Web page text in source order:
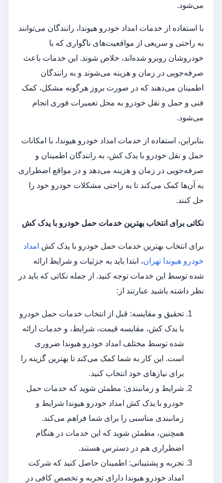
می‌شود.
با استفاده از خدمات امداد خودرو هیوندا، رانندگان می‌توانند
به راحتی و سریعی از مواقعیت‌های ناگواری که با
خودروشان روبرو شده‌اند، خلاص شوند. این خدمات باعث
صرفه‌جویی در زمان و هزینه می‌شوند و به رانندگان
اطمینان می‌دهند که در صورت بروز هرگونه مشکل، کمک
فنی و حمل و نقل خودرو به محل تعمیرات فوری انجام
می‌شود.
بنابراین، استفاده از خدمات امداد خودرو هیوندا، با امکانات
حمل و نقل خودرو با یدک کش، به رانندگان اطمینان و
صرفه‌جویی در زمان و هزینه می‌دهد و در مواقع اضطراری
به آن‌ها کمک می‌کند تا به راحتی مشکلات خودرو خود را
حل کنند.
نکاتی برای انتخاب بهترین خدمات حمل خودرو با یدک کش
برای انتخاب بهترین خدمات حمل خودرو با یدک کش امداد
خودرو هیوندا تهران، ابتدا باید به جزئیات و شرایط ارائه
شده توسط این خدمات توجه کنید. از جمله نکاتی که باید در
نظر داشته باشید عبارتند از:
تحقیق و مقایسه: قبل از انتخاب خدمات حمل خودرو
با یدک کش، مقایسه قیمت، شرایط، و خدمات ارائه
شده توسط مختلف امداد خودرو هیوندا ضروری
است. این کار به شما کمک می‌کند تا بهترین گزینه را
برای نیازهای خود انتخاب کنید.
شرایط و زمانبندی: مطمئن شوید که خدمات حمل
خودرو با یدک کش امداد خودرو هیوندا شرایط و
زمانبندی مناسبی را برای شما فراهم می‌کند.
همچنین، مطمئن شوید که این خدمات در هنگام
اضطراری هم در دسترس هستند.
تجربه و پشتیبانی: اطمینان حاصل کنید که شرکت
امداد خودرو هیوندا دارای تجربه و تخصص کافی در